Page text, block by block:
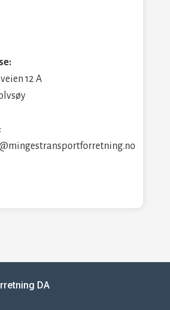
12 A
DA